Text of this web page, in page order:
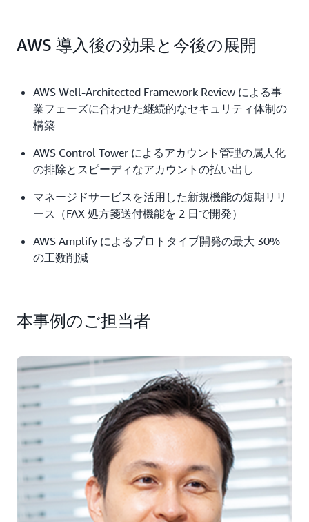
AWS 導入後の効果と今後の展開
AWS Well-Architected Framework Review による事
業フェーズに合わせた継続的なセキュリティ体制の
構築
AWS Control Tower によるアカウント管理の属人化
の排除とスピーディなアカウントの払い出し
マネージドサービスを活用した新規機能の短期リリ
ース（FAX 処方箋送付機能を 2 日で開発）
AWS Amplify によるプロトタイプ開発の最大 30%
の工数削減
本事例のご担当者